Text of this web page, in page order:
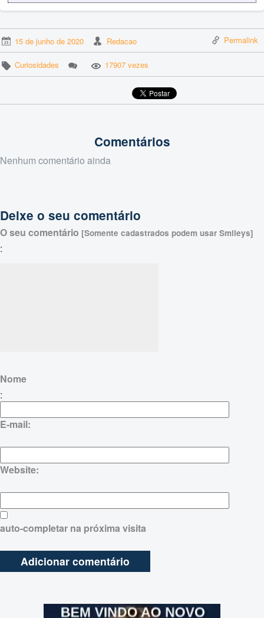
15 de junho de 2020 Redacao Permalink
Curiosidades 17907 vezes
Comentários
Nenhum comentário ainda
Deixe o seu comentário
O seu comentário [Somente cadastrados podem usar Smileys]
:
Nome
:
E-mail:
Website:
auto-completar na próxima visita